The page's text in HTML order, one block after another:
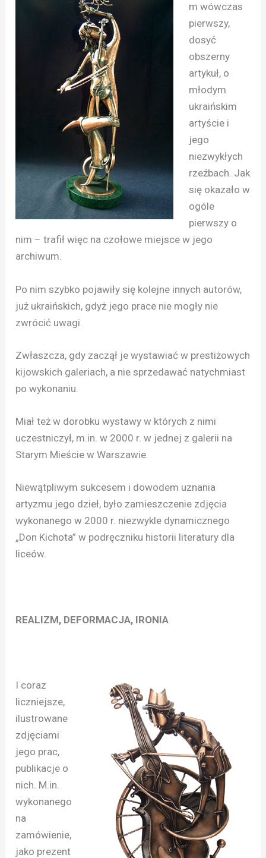
m wówczas
pierwszy,
dosyć
obszerny
artykuł, o
młodym
ukraińskim
artyście i
jego
niezwykłych
rzeźbach. Jak
się okazało w
ogóle
pierwszy o
nim – trafił więc na czołowe miejsce w jego
archiwum.
Po nim szybko pojawiły się kolejne innych autorów,
już ukraińskich, gdyż jego prace nie mogły nie
zwrócić uwagi.
Zwłaszcza, gdy zaczął je wystawiać w prestiżowych
kijowskich galeriach, a nie sprzedawać natychmiast
po wykonaniu.
Miał też w dorobku wystawy w których z nimi
uczestniczył, m.in. w 2000 r. w jednej z galerii na
Starym Mieście w Warszawie.
Niewątpliwym sukcesem i dowodem uznania
artyzmu jego dzieł, było zamieszczenie zdjęcia
wykonanego w 2000 r. niezwykle dynamicznego
„Don Kichota” w podręczniku historii literatury dla
liceów.
REALIZM, DEFORMACJA, IRONIA
I coraz
liczniejsze,
ilustrowane
zdjęciami
jego prac,
publikacje o
nich. M.in.
wykonanego
na
zamówienie,
jako prezent